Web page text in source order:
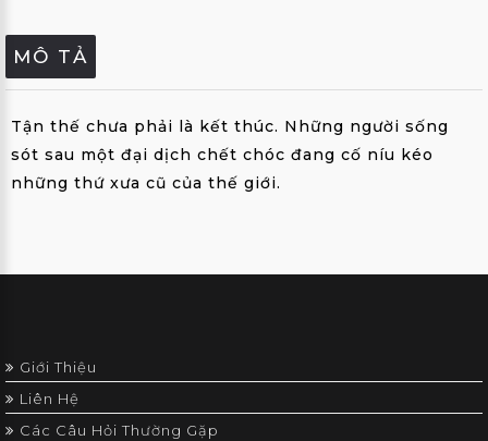
LIÊN
HỆ
GÓI
MÔ TẢ
Tận thế chưa phải là kết thúc. Những người sống
sót sau một đại dịch chết chóc đang cố níu kéo
những thứ xưa cũ của thế giới.
Giới Thiệu
Liên Hệ
Các Câu Hỏi Thường Gặp